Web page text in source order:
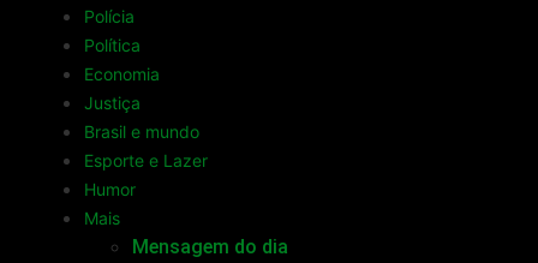
Polícia
Política
Economia
Justiça
Brasil e mundo
Esporte e Lazer
Humor
Mais
Mensagem do dia